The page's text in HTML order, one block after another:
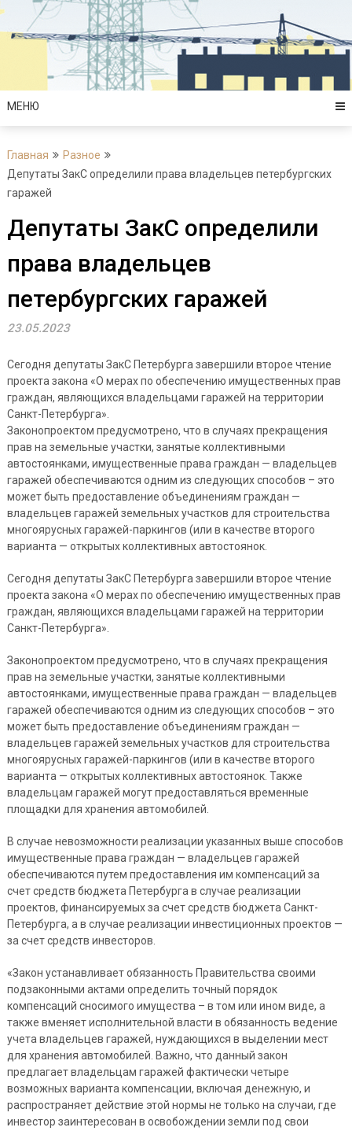
Перейти
содержимому
МЕНЮ
Главная
Разное
Депутаты ЗакС определили права владельцев петербургских
гаражей
Депутаты ЗакС определили
права владельцев
петербургских гаражей
23.05.2023
Сегодня депутаты ЗакС Петербурга завершили второе чтение
проекта закона «О мерах по обеспечению имущественных прав
граждан, являющихся владельцами гаражей на территории
Санкт-Петербурга».
Законопроектом предусмотрено, что в случаях прекращения
прав на земельные участки, занятые коллективными
автостоянками, имущественные права граждан — владельцев
гаражей обеспечиваются одним из следующих способов – это
может быть предоставление объединениям граждан —
владельцев гаражей земельных участков для строительства
многоярусных гаражей-паркингов (или в качестве второго
варианта — открытых коллективных автостоянок.
Сегодня депутаты ЗакС Петербурга завершили второе чтение
проекта закона «О мерах по обеспечению имущественных прав
граждан, являющихся владельцами гаражей на территории
Санкт-Петербурга».
Законопроектом предусмотрено, что в случаях прекращения
прав на земельные участки, занятые коллективными
автостоянками, имущественные права граждан — владельцев
гаражей обеспечиваются одним из следующих способов – это
может быть предоставление объединениям граждан —
владельцев гаражей земельных участков для строительства
многоярусных гаражей-паркингов (или в качестве второго
варианта — открытых коллективных автостоянок. Также
владельцам гаражей могут предоставляться временные
площадки для хранения автомобилей.
В случае невозможности реализации указанных выше способов
имущественные права граждан — владельцев гаражей
обеспечиваются путем предоставления им компенсаций за
счет средств бюджета Петербурга в случае реализации
проектов, финансируемых за счет средств бюджета Санкт-
Петербурга, а в случае реализации инвестиционных проектов —
за счет средств инвесторов.
«Закон устанавливает обязанность Правительства своими
подзаконными актами определить точный порядок
компенсаций сносимого имущества – в том или ином виде, а
также вменяет исполнительной власти в обязанность ведение
учета владельцев гаражей, нуждающихся в выделении мест
для хранения автомобилей. Важно, что данный закон
предлагает владельцам гаражей фактически четыре
возможных варианта компенсации, включая денежную, и
распространяет действие этой нормы не только на случаи, где
инвестор заинтересован в освобождении земли под свои